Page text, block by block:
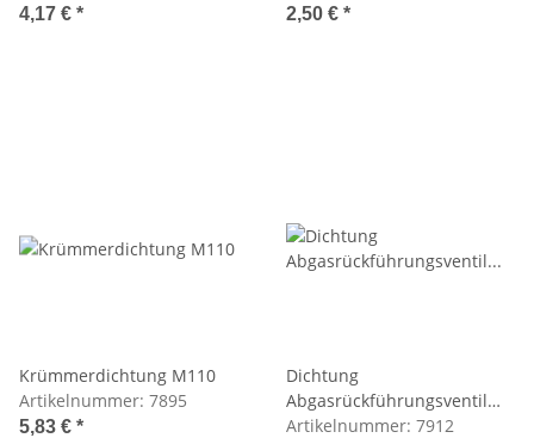
4,17 € * 2,50 € *
Krümmerdichtung M110
Artikelnummer: 7895
5,83 € *
Dichtung
Abgasrückführungsventil
M100,102,103,104,110,116,117
Artikelnummer: 7912